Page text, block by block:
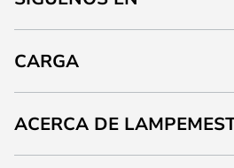
CARGA
ACERCA DE